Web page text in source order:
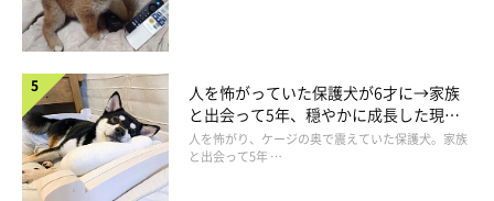
人を怖がっていた保護犬が6才に→家族
と出会って5年、穏やかに成長した現在
の姿にグッとくる
人を怖がり、ケージの奥で震えていた保護犬。家族
と出会って5年 …